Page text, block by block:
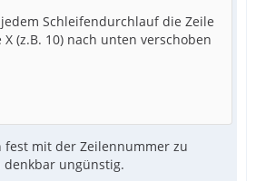
Schleifendurchlauf die Zeile
(z.B. 10) nach unten verschoben
fest mit der Zeilennummer zu
ungünstig.